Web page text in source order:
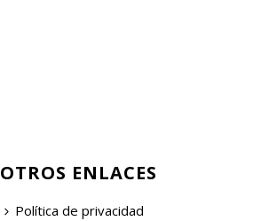
OTROS ENLACES
Política de privacidad